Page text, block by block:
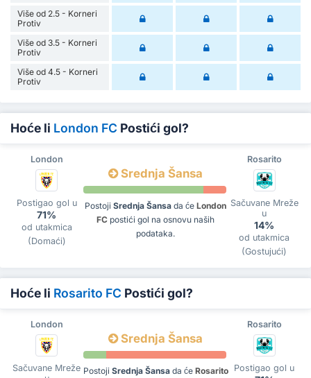
Više od 2.5 - Korneri
Protiv
Više od 3.5 - Korneri
Protiv
Više od 4.5 - Korneri
Protiv
Hoće li London FC Postići gol?
London Rosarito
Postigao gol u
71%
od utakmica
(Domaći)
Srednja Šansa
Postoji Srednja Šansa da će London
FC postići gol na osnovu naših
podataka.
Sačuvane Mreže
u
14%
od utakmica
(Gostujući)
Hoće li Rosarito FC Postići gol?
London Rosarito
Sačuvane Mreže
Srednja Šansa
Postoji Srednja Šansada će Rosarito Postigao gol u